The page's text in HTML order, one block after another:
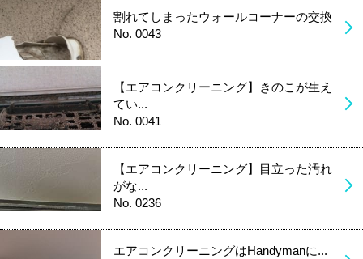
割れてしまったウォールコーナーの交換
No. 0043
【エアコンクリーニング】きのこが生え
てい...
No. 0041
【エアコンクリーニング】目立った汚れ
がな...
No. 0236
エアコンクリーニングはHandymanに...